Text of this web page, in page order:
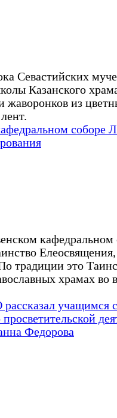
Севастийских
Казанского
жаворонков из
соборе
кафедральном
традиции это
храмах во
учащимся
Федорова